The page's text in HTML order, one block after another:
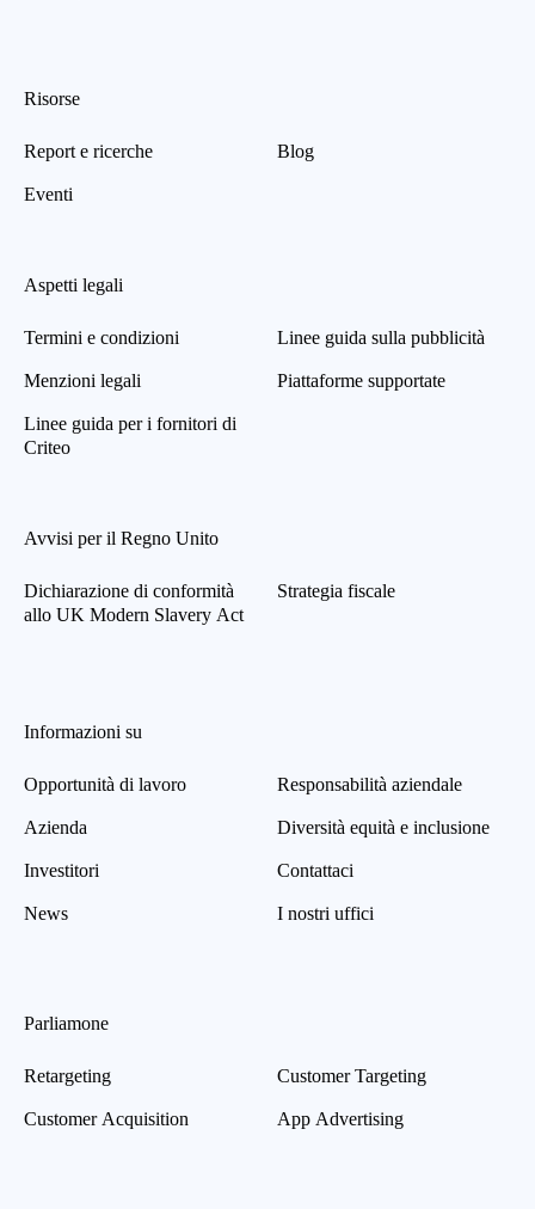
Risorse
Report e ricerche
Eventi
Blog
Aspetti legali
Termini e condizioni
Menzioni legali
Linee guida per i fornitori di
Criteo
Linee guida sulla pubblicità
Piattaforme supportate
Avvisi per il Regno Unito
Dichiarazione di conformità
allo UK Modern Slavery Act
Strategia fiscale
Informazioni su
Opportunità di lavoro
Azienda
Investitori
News
Responsabilità aziendale
Diversità equità e inclusione
Contattaci
I nostri uffici
Parliamone
Retargeting
Customer Acquisition
Customer Targeting
App Advertising